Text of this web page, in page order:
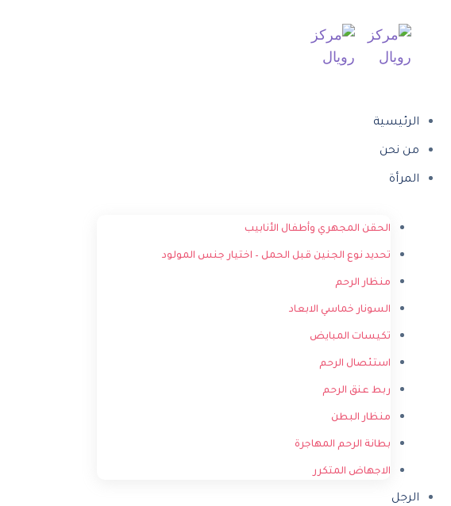
الرئيسية
من نحن
المرأة
الحقن المجهري وأطفال الأنابيب
تحديد نوع الجنين قبل الحمل – اختيار جنس المولود
منظار الرحم
السونار خماسي الابعاد
تكيسات المبايض
استئصال الرحم
ربط عنق الرحم
منظار البطن
بطانة الرحم المهاجرة
الاجهاض المتكرر
الرجل